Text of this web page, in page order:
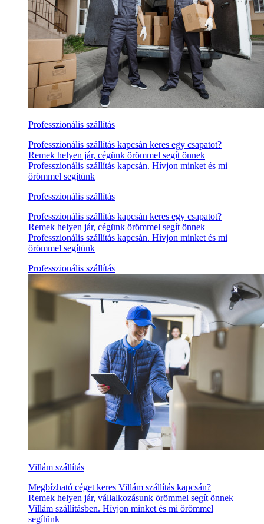
Professzionális szállítás
Professzionális szállítás kapcsán keres egy csapatot?
Remek helyen jár, cégünk örömmel segít önnek
Professzionális szállítás kapcsán. Hívjon minket és mi
örömmel segítünk
Professzionális szállítás
Professzionális szállítás kapcsán keres egy csapatot?
Remek helyen jár, cégünk örömmel segít önnek
Professzionális szállítás kapcsán. Hívjon minket és mi
örömmel segítünk
Professzionális szállítás
Villám szállítás
Megbízható céget keres Villám szállítás kapcsán?
Remek helyen jár, vállalkozásunk örömmel segít önnek
Villám szállításben. Hívjon minket és mi örömmel
segítünk